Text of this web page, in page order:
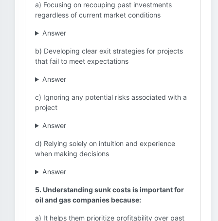
a) Focusing on recouping past investments
regardless of current market conditions
Answer
b) Developing clear exit strategies for projects
that fail to meet expectations
Answer
c) Ignoring any potential risks associated with a
project
Answer
d) Relying solely on intuition and experience
when making decisions
Answer
5. Understanding sunk costs is important for
oil and gas companies because:
a) It helps them prioritize profitability over past